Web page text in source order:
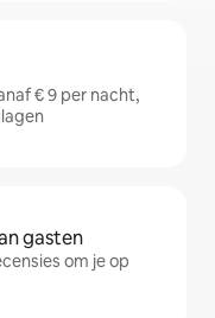
€ 9 per nacht,
gasten
om je op